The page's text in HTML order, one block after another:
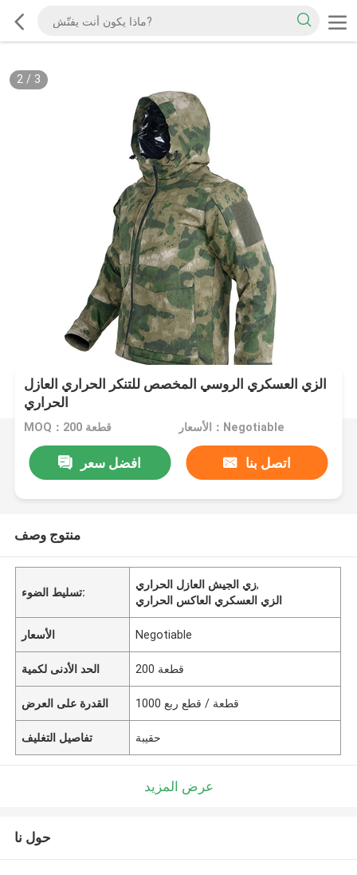
2/ 3
الزي العسكري الروسي المخصص للتنكر الحراري العازل
الحراري
MOQ：200 قطعة الأسعار：Negotiable
افضل سعر اتصل بنا
منتوج وصف
تسليط الضوء:
زي الجيش العازل الحراري,
الزي العسكري العاكس الحراري
الأسعار Negotiable
الحد الأدنى لكمية 200 قطعة
القدرة على العرض 1000 قطعة / قطع ربع
تفاصيل التغليف حقيبة
عرض المزيد
حول نا